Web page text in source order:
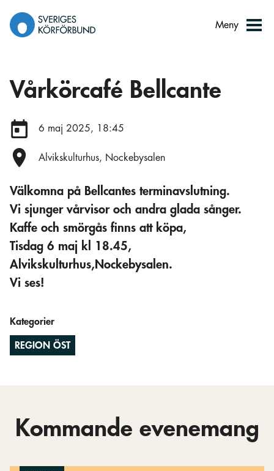
innehåll
Meny
Vårkörcafé Bellcante
Datum:
6 maj 2025, 18:45
Plats:
Alvikskulturhus, Nockebysalen
Välkomna på Bellcantes terminavslutning.
Vi sjunger vårvisor och andra glada sånger.
Kaffe och smörgås finns att köpa,
Tisdag 6 maj kl 18.45,
Alvikskulturhus,Nockebysalen.
Vi ses!
Kategorier
REGION ÖST
Kommande evenemang